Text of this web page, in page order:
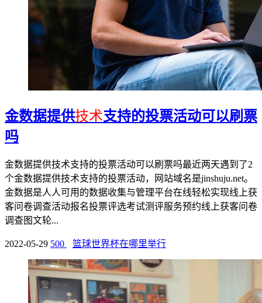
金数据提供技术支持的投票活动可以刷票
吗
金数据提供技术支持的投票活动可以刷票吗最近两天遇到了2
个金数据提供技术支持的投票活动，网站域名是jinshuju.net。
金数据是人人可用的数据收集与管理平台在线轻松实现线上获
客问卷调查活动报名投票评选考试测评服务预约线上获客问卷
调查图文轮...
2022-05-29 500 篮球世界杯在哪里举行